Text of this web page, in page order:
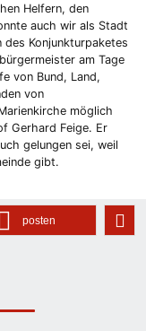
Helfern, den
auch wir als Stadt
des Konjunkturpaketes
am Tage
von Bund, Land,
von
möglich
Gerhard Feige. Er
gelungen sei, weil
gibt.
posten